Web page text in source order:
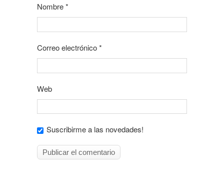
Nombre*
Correo electrónico*
Web
Suscribirme a las novedades!